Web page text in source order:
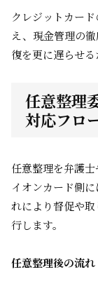
クレジットカー
え、現金管理の
復を更に遅らせる
任意整理
対応フロ
任意整理を弁護士
イオンカード側
れにより督促や
行します。
任意整理後の流れ